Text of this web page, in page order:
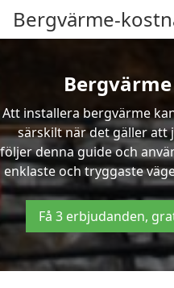
Bergvärme-
Att installera bergvärme
särskilt när det gäller att
följer denna guide och
enklaste och tryggaste
Få 3 erbjudanden,